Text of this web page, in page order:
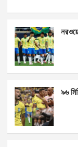
b
o
o
k
n
g
er
৯৬